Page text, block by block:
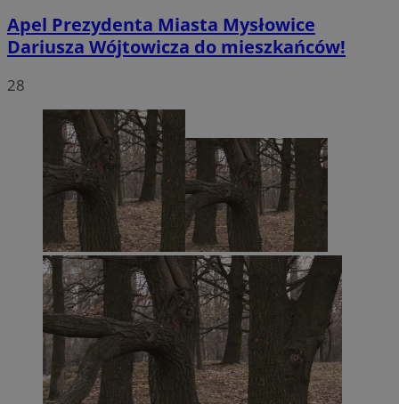
Apel Prezydenta Miasta Mysłowice
Dariusza Wójtowicza do mieszkańców!
28